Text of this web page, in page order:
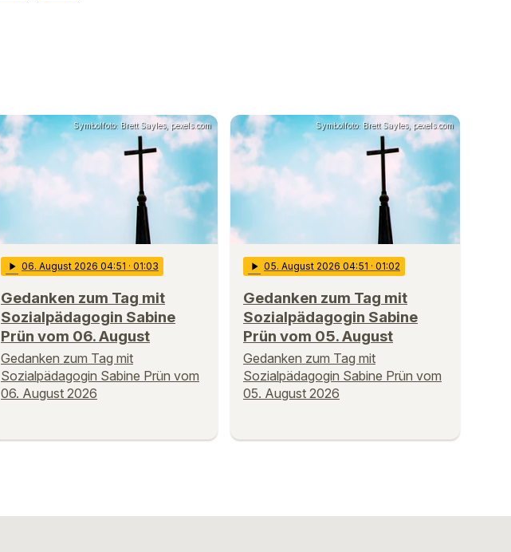
Symbolfoto: Brett Sayles, pexels.com
play_arrow 06. August 2026 04:51 · 01:03
Gedanken zum Tag mit
Sozialpädagogin Sabine
Prün vom 06. August
Gedanken zum Tag mit
Sozialpädagogin Sabine Prün vom
06. August 2026
Symbolfoto: Brett Sayles, pexels.com
play_arrow 05. August 2026 04:51 · 01:02
Gedanken zum Tag mit
Sozialpädagogin Sabine
Prün vom 05. August
Gedanken zum Tag mit
Sozialpädagogin Sabine Prün vom
05. August 2026